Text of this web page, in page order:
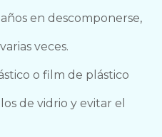
en descomponerse,
veces.
o film de plástico
de vidrio y evitar el